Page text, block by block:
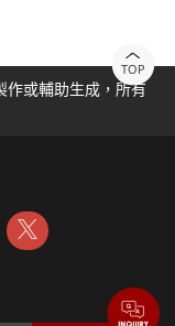
系列連接選項，
身在何處都可以
腦還配備了一系
光傳感器，這有
合用於汽車製造
可用於捕獲汽車
析和診斷。該平板
TOP
作或輔助生成，所有